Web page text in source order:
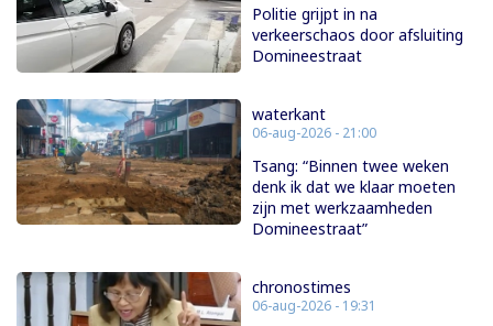
Politie grijpt in na
verkeerschaos door afsluiting
Domineestraat
waterkant
06-aug-2026 - 21:00
Tsang: “Binnen twee weken
denk ik dat we klaar moeten
zijn met werkzaamheden
Domineestraat”
chronostimes
06-aug-2026 - 19:31